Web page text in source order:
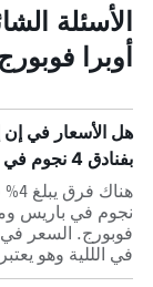
الأسئلة
أوبرا
هل الأسعار في إن
بفنادق 4 نجوم في باريس؟
نجوم في باريس
في الللية وهو